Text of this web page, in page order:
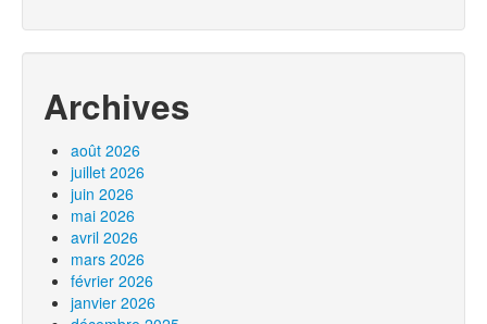
Archives
août 2026
juillet 2026
juin 2026
mai 2026
avril 2026
mars 2026
février 2026
janvier 2026